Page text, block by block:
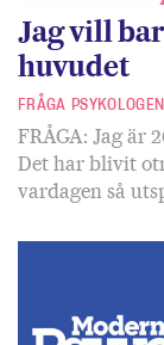
Jag vill
huvudet
FRÅGA PSYKOLOGEN
FRÅGA: Jag är
Det har blivit
vardagen så